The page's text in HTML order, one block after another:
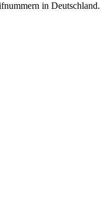
in Deutschland.